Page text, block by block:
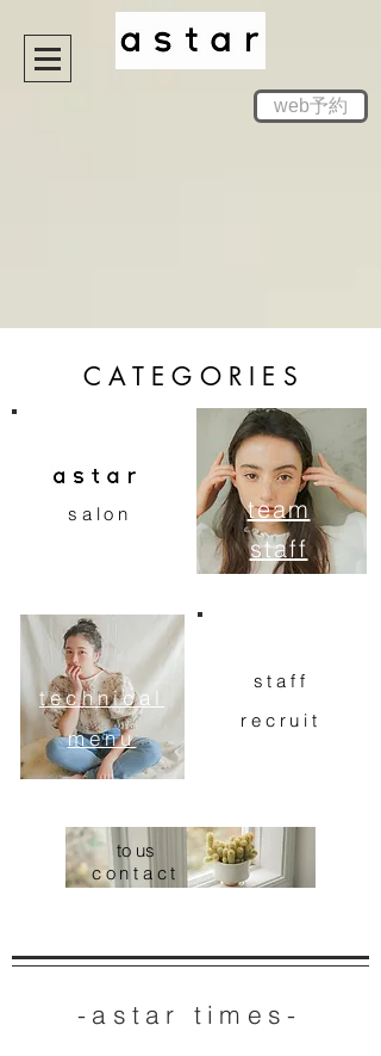
web予約
CATEGORIES
salon
team
staff
technical
menu
staff
recruit
to us
contact
-astar times-